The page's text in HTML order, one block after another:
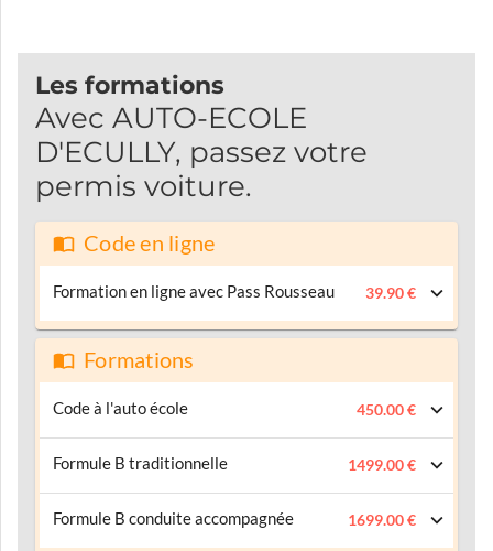
Les formations
Avec AUTO-ECOLE
D'ECULLY, passez votre
permis voiture.
Code en ligne
Formation en ligne avec Pass Rousseau 39.90 €
Formations
Code à l'auto école 450.00 €
Formule B traditionnelle 1499.00 €
Formule B conduite accompagnée 1699.00 €